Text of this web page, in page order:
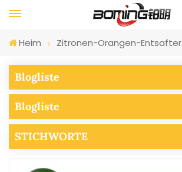
Heim Zitronen-Orangen-Entsafter
Blogliste
Blogliste
STICHWORTE